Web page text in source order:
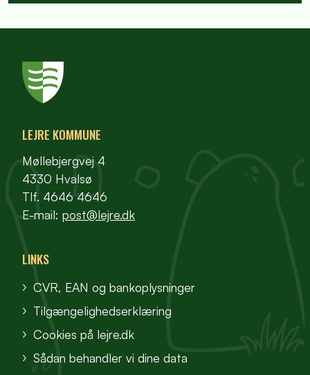
LEJRE KOMMUNE
Møllebjergvej 4
4330 Hvalsø
Tlf. 4646 4646
E-mail: post@lejre.dk
LINKS
CVR, EAN og bankoplysninger
Tilgængelighedserklæring
Cookies på lejre.dk
Sådan behandler vi dine data